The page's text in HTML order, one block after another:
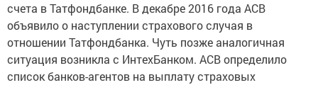
счета в Татфондбанке. В декабре 2016 года АСВ
объявило о наступлении страхового случая в
отношении Татфондбанка. Чуть позже аналогичная
ситуация возникла с ИнтехБанком. АСВ определило
список банков-агентов на выплату страховых